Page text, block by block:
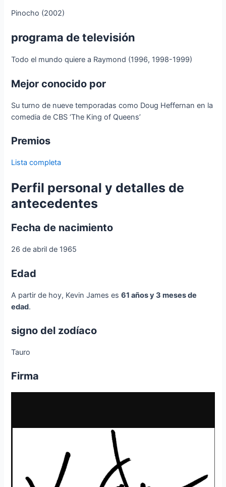
Pinocho (2002)
programa de televisión
Todo el mundo quiere a Raymond (1996, 1998-1999)
Mejor conocido por
Su turno de nueve temporadas como Doug Heffernan en la
comedia de CBS ‘The King of Queens’
Premios
Lista completa
Perfil personal y detalles de
antecedentes
Fecha de nacimiento
26 de abril de 1965
Edad
A partir de hoy, Kevin James es61 años y 3 meses de
edad.
signo del zodíaco
Tauro
Firma